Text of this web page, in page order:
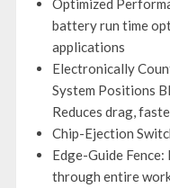
Optimized
battery run time
applications
Electronically
System Positions
Reduces drag,
Chip-Ejection
Edge-Guide
through entire